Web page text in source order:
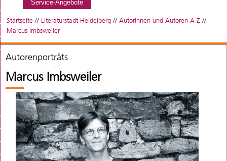
Service-Angebote
Startseite // Literaturstadt Heidelberg // Autorinnen und Autoren A-Z //
Marcus Imbsweiler
Autorenporträts
Marcus Imbsweiler